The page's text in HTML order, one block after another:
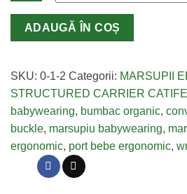
Cantitate
ELNA
Velvet
ADAUGĂ ÎN COȘ
SKU: 0-1-2 Categorii: MARSUPII
STRUCTURED CARRIER
babywearing, bumbac organic,
buckle, marsupiu babywearing,
ergonomic, port bebe ergonomic,